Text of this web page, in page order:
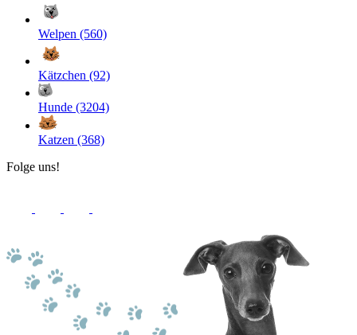
Welpen (560)
Kätzchen (92)
Hunde (3204)
Katzen (368)
Folge uns!